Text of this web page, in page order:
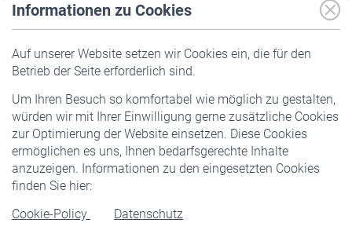
Informationen zu Cookies
Auf unserer Website setzen wir Cookies ein, die für den
Betrieb der Seite erforderlich sind.
Um Ihren Besuch so komfortabel wie möglich zu gestalten,
würden wir mit Ihrer Einwilligung gerne zusätzliche Cookies
zur Optimierung der Website einsetzen. Diese Cookies
ermöglichen es uns, Ihnen bedarfsgerechte Inhalte
anzuzeigen. Informationen zu den eingesetzten Cookies
finden Sie hier:
Cookie-Policy
Datenschutz
Pflichtversicherung
Staatliche Förderung
Veranstaltungen
Rentner
Rentenbeginn
Rente beantragen